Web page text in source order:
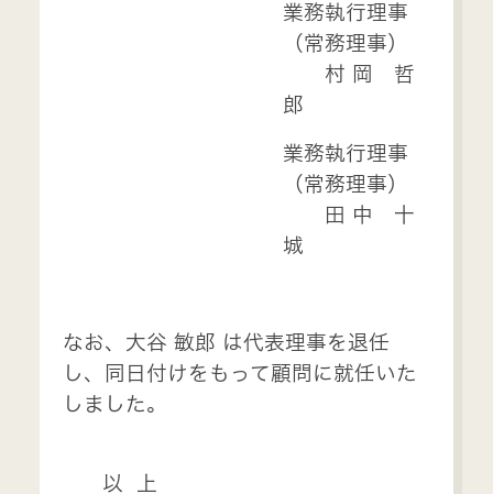
業務執行理事
（常務理事）
村 岡 哲
郎
業務執行理事
（常務理事）
田 中 十
城
なお、大谷 敏郎 は代表理事を退任
し、同日付けをもって顧問に就任いた
しました。
以 上